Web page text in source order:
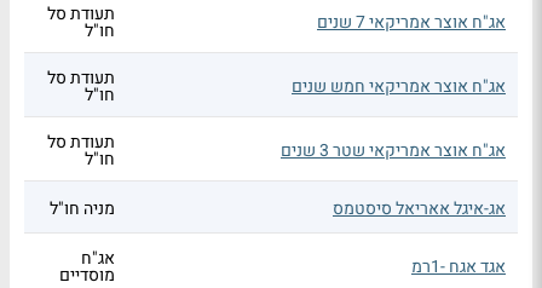
אג"ח אוצר אמריקאי 7 שנים תעודת סל
חו"ל
אג"ח אוצר אמריקאי חמש שנים תעודת סל
חו"ל
אג"ח אוצר אמריקאי שטר 3 שנים תעודת סל
חו"ל
אג-איגל אאריאל סיסטמס
מניה חו"ל
אגד אגח -1רמ אג"ח
מוסדיים